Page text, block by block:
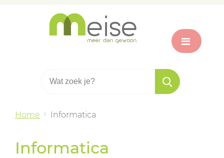
Home Informatica
Informatica